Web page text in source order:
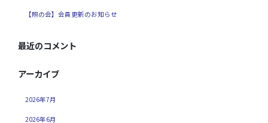
【照の会】会員更新のお知らせ
最近のコメント
アーカイブ
2026年7月
2026年6月